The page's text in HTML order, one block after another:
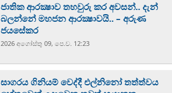
ජාතික ආරක්‍ෂාව තහවුරු කර අවසන්.. දැන්
බලන්නේ මහජන ආරක්‍ෂාවයි.. – අරුණ
ජයසේකර
2026 අගෝස්‍තු 09, පෙ.ව. 12:23
සාගරය ගිනියම් වෙද්දී එල්නිනෝ තත්ත්වය